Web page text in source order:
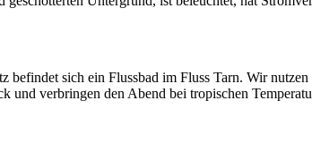
sich ein Flussbad im Fluss Tarn. Wir
und verbringen den Abend bei tropischen